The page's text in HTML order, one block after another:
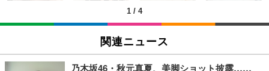
SIHOO B100 オフィスチェア／デスクチェア メッシ
ュチェア 人間工学 疲れない ブラック
￥27,999
EIZO ビジネス向けプレミアムモニター | FlexScan
￥109,572
Amazonベーシック ペットシーツ 厚型 ワイド 42枚
x2袋(84枚) ホワイト(吸収面:ライトブルー)
￥3,234
1 / 4
関連ニュース
乃木坂46・秋元真夏、美脚ショット披露……